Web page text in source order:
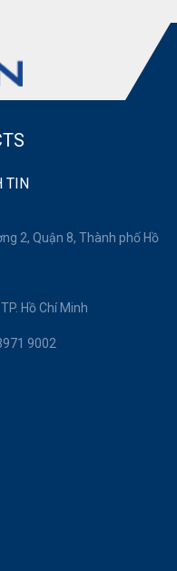
TIN
2, Quận 8, Thành phố Hồ
Hồ Chí Minh
9002